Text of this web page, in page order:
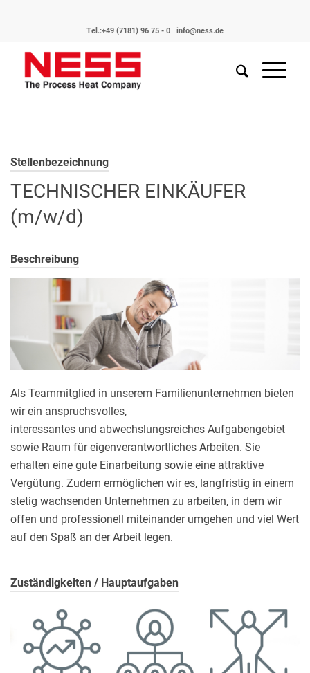
Tel.:+49 (7181) 96 75 - 0 info@ness.de
Stellenbezeichnung
TECHNISCHER EINKÄUFER
(m/w/d)
Beschreibung
Als Teammitglied in unserem Familienunternehmen bieten
wir ein anspruchsvolles,
interessantes und abwechslungsreiches Aufgabengebiet
sowie Raum für eigenverantwortliches Arbeiten. Sie
erhalten eine gute Einarbeitung sowie eine attraktive
Vergütung. Zudem ermöglichen wir es, langfristig in einem
stetig wachsenden Unternehmen zu arbeiten, in dem wir
offen und professionell miteinander umgehen und viel Wert
auf den Spaß an der Arbeit legen.
Zuständigkeiten / Hauptaufgaben